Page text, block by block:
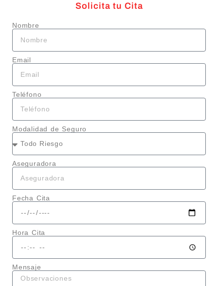
Solicita tu Cita
Nombre
Email
Teléfono
Modalidad de Seguro
Aseguradora
Fecha Cita
Hora Cita
Mensaje